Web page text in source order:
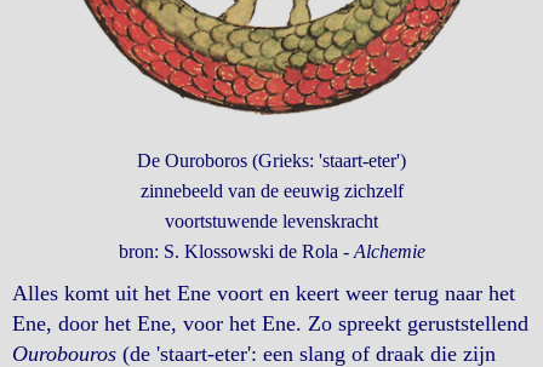
De Ouroboros (Grieks: 'staart-eter')
zinnebeeld van de eeuwig zichzelf
voortstuwende levenskracht
bron: S. Klossowski de Rola - Alchemie
Alles komt uit het Ene voort en keert weer terug naar het
Ene, door het Ene, voor het Ene. Zo spreekt geruststellend
Ourobouros (de 'staart-eter': een slang of draak die zijn